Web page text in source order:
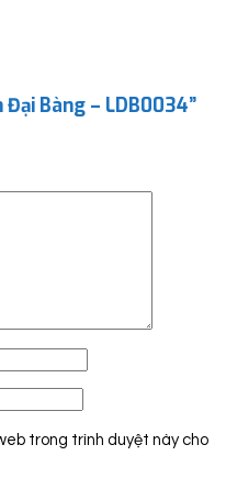
Bàng – LDB0034”
trong trình duyệt này cho